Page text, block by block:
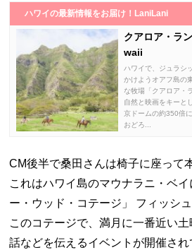
ハワイの最新情報をお届け！LaniLani
クアロア・ラ
waii
ハワイで、ジュラシ
かけようオアフ島の
な牧場「クアロア・
自然と映画をキーと
京ドームの約350倍
おどろ...
CM後半で桑田さんは椅子に座って
これはハワイ島のマウナラニ・ベ
ー・ウッド・コテージ」 フィッシ
このコテージで、満月に一番近い
話などを伝えるイベントが開催され